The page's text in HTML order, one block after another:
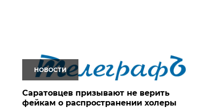
НОВОСТИ
Саратовцев призывают не верить
фейкам о распространении холеры